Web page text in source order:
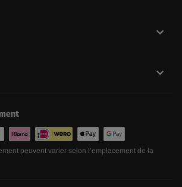
peuvent varier selon l’emplacement de la